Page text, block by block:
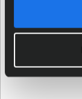
EAN / GTIN-13